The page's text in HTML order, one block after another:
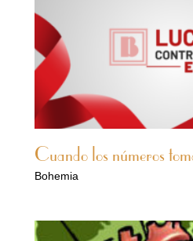
Cuando los números
Bohemia